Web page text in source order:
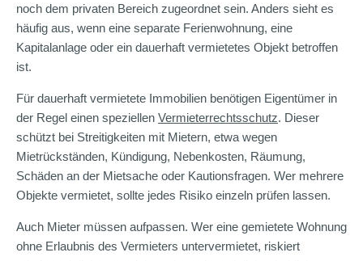
noch dem privaten Bereich zugeordnet sein. Anders sieht es
häufig aus, wenn eine separate Ferienwohnung, eine
Kapitalanlage oder ein dauerhaft vermietetes Objekt betroffen
ist.
Für dauerhaft vermietete Immobilien benötigen Eigentümer in
der Regel einen speziellen Vermieterrechtsschutz. Dieser
schützt bei Streitigkeiten mit Mietern, etwa wegen
Mietrückständen, Kündigung, Nebenkosten, Räumung,
Schäden an der Mietsache oder Kautionsfragen. Wer mehrere
Objekte vermietet, sollte jedes Risiko einzeln prüfen lassen.
Auch Mieter müssen aufpassen. Wer eine gemietete Wohnung
ohne Erlaubnis des Vermieters untervermietet, riskiert